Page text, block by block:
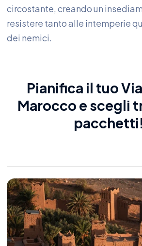
circostante, creando un
resistere tanto alle intemperie
dei nemici.
Pianifica il tuo
Marocco e scegli
pacchetti!